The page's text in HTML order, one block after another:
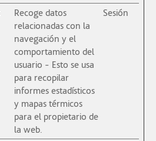
Recoge datos
relacionadas con la
navegación y el
comportamiento del
usuario - Esto se usa
para recopilar
informes estadísticos
y mapas térmicos
para el propietario de
la web.
Sesión